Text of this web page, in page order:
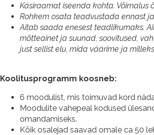
Käsiraamat iseenda kohta.
Rohkem osata teadvustada ennast
Aitab saada enesest teadlikumaks.
mõtteainet ja suunad, soovitused,
just sellist elu, mida väärime ja
Koolitusprogramm koosneb:
6 moodulist, mis toimuvad kord
Moodulite vahepeal kodused
omandamiseks.
Kõik osalejad saavad omale ca 50